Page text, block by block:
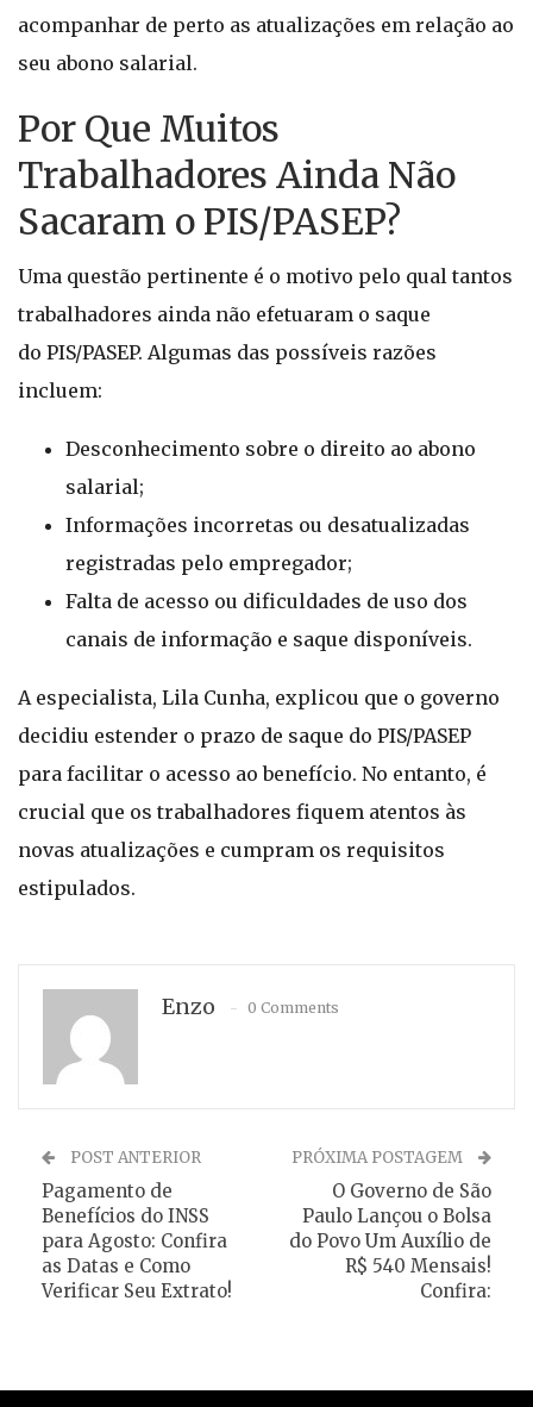
acompanhar de perto as atualizações em relação ao
seu abono salarial.
Por Que Muitos
Trabalhadores Ainda Não
Sacaram o PIS/PASEP?
Uma questão pertinente é o motivo pelo qual tantos
trabalhadores ainda não efetuaram o saque
do PIS/PASEP. Algumas das possíveis razões
incluem:
Desconhecimento sobre o direito ao abono
salarial;
Informações incorretas ou desatualizadas
registradas pelo empregador;
Falta de acesso ou dificuldades de uso dos
canais de informação e saque disponíveis.
A especialista, Lila Cunha, explicou que o governo
decidiu estender o prazo de saque do PIS/PASEP
para facilitar o acesso ao benefício. No entanto, é
crucial que os trabalhadores fiquem atentos às
novas atualizações e cumpram os requisitos
estipulados.
Enzo 0 Comments
POST ANTERIOR
Pagamento de
Benefícios do INSS
para Agosto: Confira
as Datas e Como
Verificar Seu Extrato!
PRÓXIMA POSTAGEM
O Governo de São
Paulo Lançou o Bolsa
do Povo Um Auxílio de
R$ 540 Mensais!
Confira: